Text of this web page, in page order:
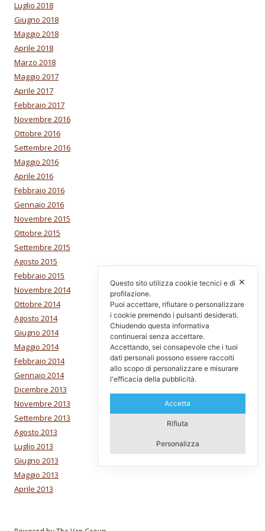
Luglio 2018
Giugno 2018
Maggio 2018
Aprile 2018
Marzo 2018
Maggio 2017
Aprile 2017
Febbraio 2017
Novembre 2016
Ottobre 2016
Settembre 2016
Maggio 2016
Aprile 2016
Febbraio 2016
Gennaio 2016
Novembre 2015
Ottobre 2015
Settembre 2015
Agosto 2015
Febbraio 2015
Novembre 2014
Ottobre 2014
Agosto 2014
Giugno 2014
Maggio 2014
Febbraio 2014
Gennaio 2014
Dicembre 2013
Novembre 2013
Settembre 2013
Agosto 2013
Luglio 2013
Giugno 2013
Maggio 2013
Aprile 2013
✕
Questo sito utilizza cookie tecnici e di
profilazione.
Puoi accettare, rifiutare o personalizzare
i cookie premendo i pulsanti desiderati.
Chiudendo questa informativa
continuerai senza accettare.
Accettando, sei consapevole che i tuoi
dati personali possono essere raccolti
allo scopo di personalizzare e misurare
l'efficacia della pubblicità.
Accetta
Rifiuta
Personalizza